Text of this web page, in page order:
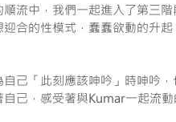
順流中，我們一起進入了第三
迎合的性模式，蠢蠢欲動的升
己「此刻應該呻吟」時呻吟
己，感受著與Kumar一起流動